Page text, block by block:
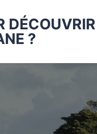
DÉCOUVRIR
?